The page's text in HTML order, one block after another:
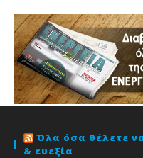
Όλα όσα θέλετε
& ευεξία